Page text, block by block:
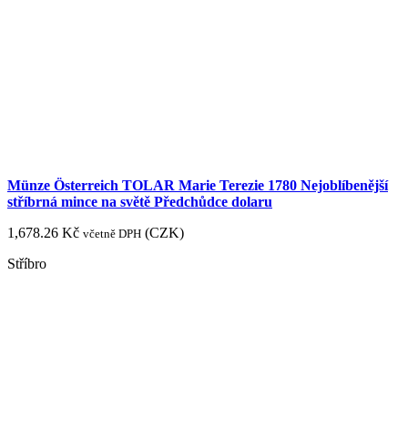
Münze Österreich TOLAR Marie Terezie 1780 Nejoblíbenější
stříbrná mince na světě Předchůdce dolaru
1,678.26 Kč včetně DPH (CZK)
Stříbro